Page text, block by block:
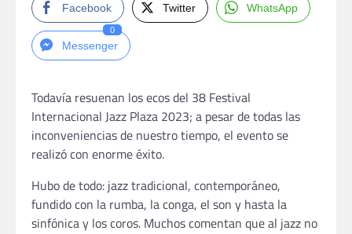
Facebook Twitter WhatsApp
Messenger
0
Todavía resuenan los ecos del 38 Festival
Internacional Jazz Plaza 2023; a pesar de todas las
inconveniencias de nuestro tiempo, el evento se
realizó con enorme éxito.
Hubo de todo: jazz tradicional, contemporáneo,
fundido con la rumba, la conga, el son y hasta la
sinfónica y los coros. Muchos comentan que al jazz no